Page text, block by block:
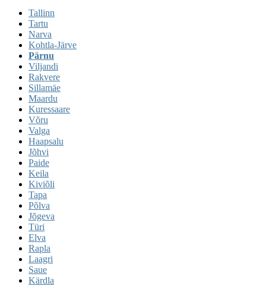
Tallinn
Tartu
Narva
Kohtla-Järve
Pärnu
Viljandi
Rakvere
Sillamäe
Maardu
Kuressaare
Võru
Valga
Haapsalu
Jõhvi
Paide
Keila
Kiviõli
Tapa
Põlva
Jõgeva
Türi
Elva
Rapla
Laagri
Saue
Kärdla